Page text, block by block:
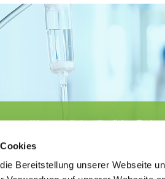
Bereitstellung unserer Webseite
Körperschaft des öffentlichen Rechts